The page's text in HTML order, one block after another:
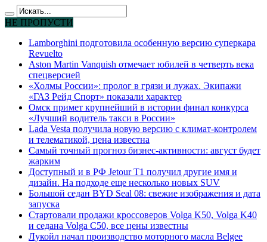
НЕ ПРОПУСТИ
Lamborghini подготовила особенную версию суперкара
Revuelto
Aston Martin Vanquish отмечает юбилей в четверть века
спецверсией
«Холмы России»: пролог в грязи и лужах. Экипажи
«ГАЗ Рейд Спорт» показали характер
Омск примет крупнейший в истории финал конкурса
«Лучший водитель такси в России»
Lada Vesta получила новую версию с климат-контролем
и телематикой, цена известна
Самый точный прогноз бизнес-активности: август будет
жарким
Доступный и в РФ Jetour T1 получил другие имя и
дизайн. На подходе еще несколько новых SUV
Большой седан BYD Seal 08: свежие изображения и дата
запуска
Стартовали продажи кроссоверов Volga K50, Volga K40
и седана Volga C50, все цены известны
Лукойл начал производство моторного масла Belgee